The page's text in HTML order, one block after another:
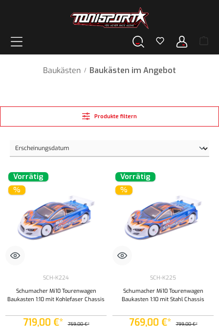
Baukästen / Baukästen im Angebot
Produkte filtern
Vorrätig
%
SCH-K224
Schumacher Mi10 Tourenwagen
Baukasten 1:10 mit Kohlefaser Chassis
719,00 €* 759,00 €*
Vorrätig
%
SCH-K225
Schumacher Mi10 Tourenwagen
Baukasten 1:10 mit Stahl Chassis
769,00 €* 799,00 €*